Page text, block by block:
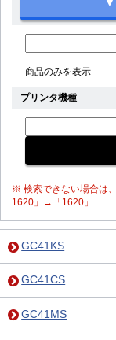
商品のみを表示
プリンタ機種
※ 検索できない場合は
1620」→「1620」
GC41KS
GC41CS
GC41MS